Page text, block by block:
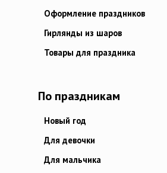
Оформление праздников
Гирлянды из шаров
Товары для праздника
По праздникам
Новый год
Для девочки
Для мальчика